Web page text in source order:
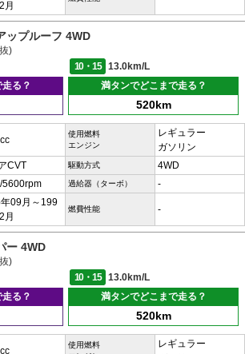
月
ップルーフ 4WD
)
10・15
13.0km/L
る？
満タンでどこまで走る？
520km
使用燃料
エンジン
レギュラー
ガソリン
CVT 駆動方式 4WD
5600rpm 過給器（ターボ） -
09月～199
月
燃費性能 -
ー 4WD
)
10・15
13.0km/L
る？
満タンでどこまで走る？
520km
使用燃料
レギュラー